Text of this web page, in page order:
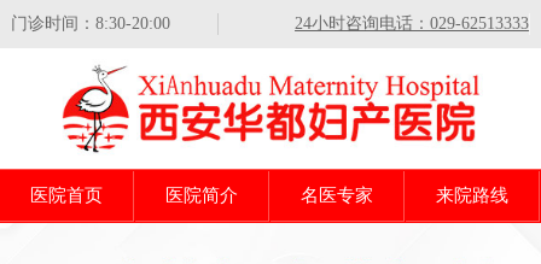
门诊时间：8:30-20:00 24小时咨询电话：029-62513333
医院首页 医院简介 名医专家 来院路线